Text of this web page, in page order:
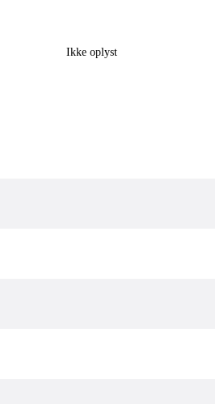
Ikke oplyst